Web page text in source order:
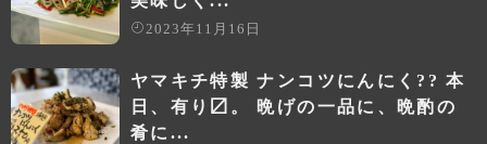
2023年11月16日
ヤマキチ特製 ナンコツにんにく?? 本
日、有り〼。 晩げの一品に、晩酌の
肴に...